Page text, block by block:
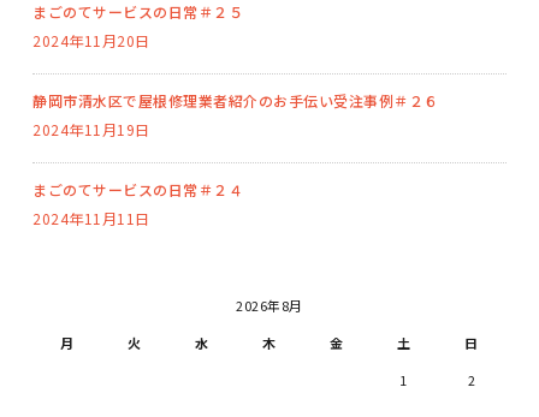
まごのてサービスの日常＃２５
2024年11月20日
静岡市清水区で屋根修理業者紹介のお手伝い受注事例＃２６
2024年11月19日
まごのてサービスの日常＃２４
2024年11月11日
2026年8月
月
火 水 木 金 土
日
1
2